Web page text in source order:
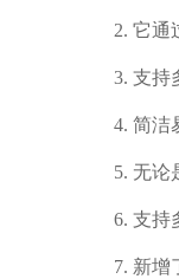
2. 它通
3. 支持
4. 简洁
5. 无论
6. 支持
7. 新增